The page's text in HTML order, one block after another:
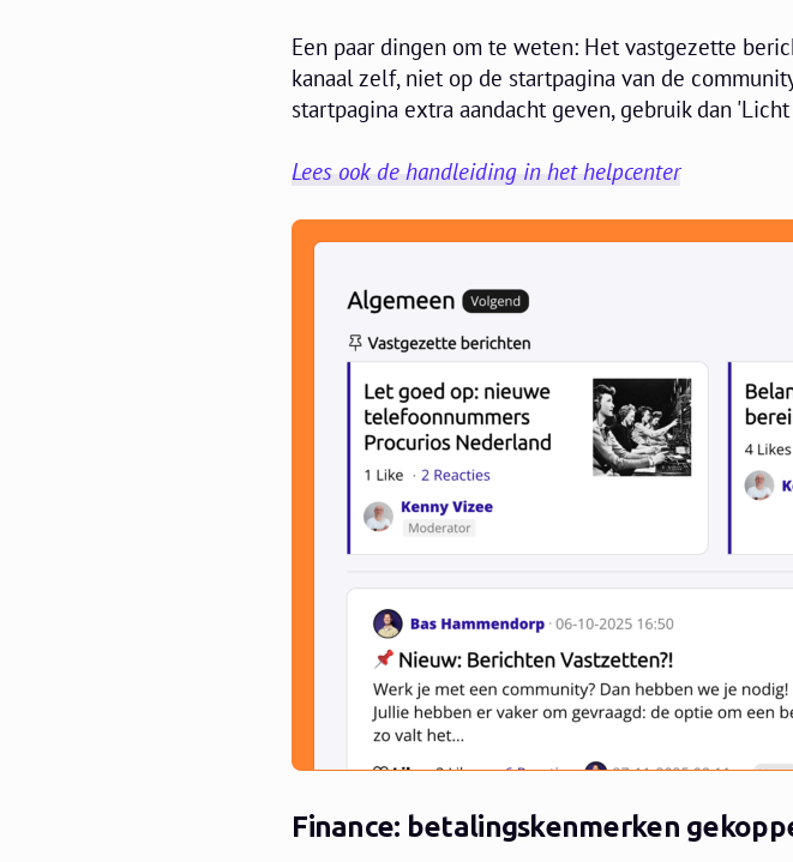
Een paar dingen om te weten: Het vastgezette
kanaal zelf, niet op de startpagina van de
startpagina extra aandacht geven, gebruik dan
Lees ook de handleiding in het helpcenter
Finance: betalingskenmerken